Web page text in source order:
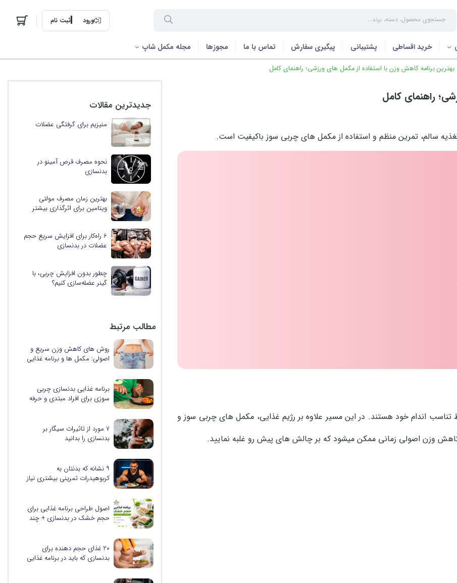
ورود ثبت نام
خرید اقساطی پشتیبانی پیگیری سفارش تماس با ما مجوزها مجله مکمل شاپ
بهترین برنامه کاهش وزن با استفاده از مکمل های ورزشی؛ راهنمای کامل
راهنمای کامل
سالم، تمرین منظم و استفاده از مکمل های چربی سوز باکیفیت است.
اندام خود هستند. در این مسیر علاوه بر رژیم غذایی، مکمل های چربی سوز و
وزن اصولی زمانی ممکن میشود که بر چالش های پیش رو غلبه نمایید.
جدیدترین مقالات
منیزیم برای گرفتگی عضلات
نحوه مصرف قرص آمینو در
بدنسازی
بهترین زمان مصرف مولتی
ویتامین برای اثرگذاری بیشتر
6 راه‌کار برای افزایش سریع حجم
عضلات در بدنسازی
چطور بدون افزایش چربی، با
گینر عضله‌سازی کنیم؟
مطالب مرتبط
روش های کاهش وزن سریع و
اصولی: مکمل ها و برنامه غذایی
برنامه غذایی بدنسازی چربی
سوزی برای افراد مبتدی و حرفه
۷ مورد از تاثیرات سیگار بر
بدنسازی را بدانید
۹ نشانه که بدنتان به
کربوهیدرات تمرینی بیشتری نیاز
اصول طراحی برنامه غذایی برای
حجم خشک در بدنسازی + چند
20 غذای حجم دهنده برای
بدنسازی که باید در برنامه غذایی